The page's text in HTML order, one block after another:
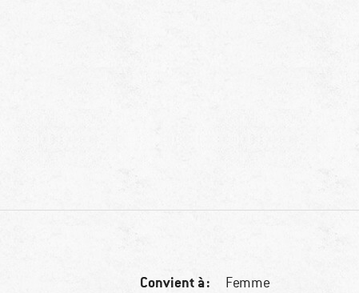
Convient à : Femme